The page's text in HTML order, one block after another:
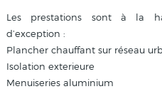
Les prestations sont à la
d’exception :
Plancher chauffant sur réseau
Isolation exterieure
Menuiseries aluminium